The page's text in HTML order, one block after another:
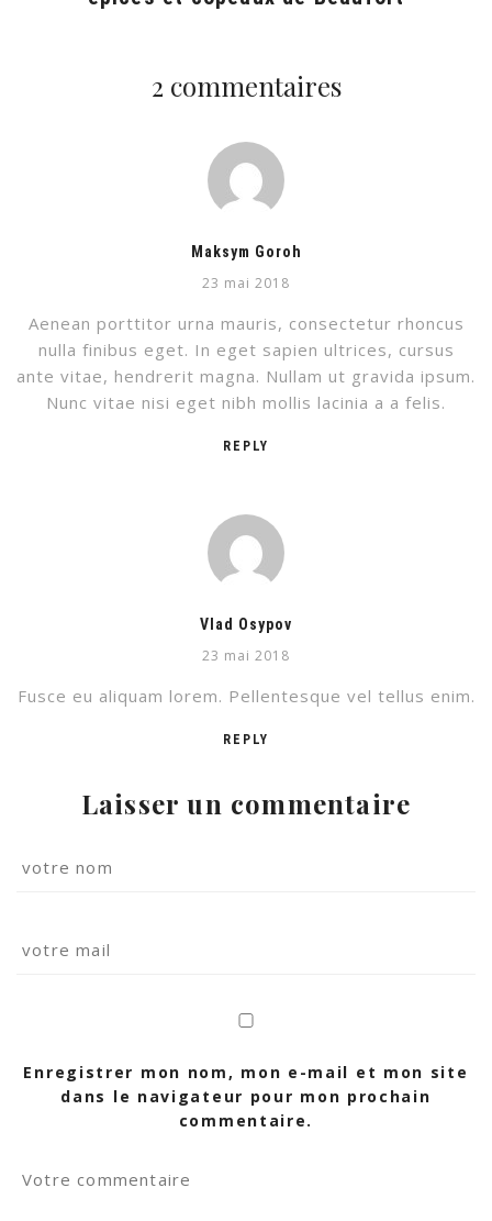
2 commentaires
Maksym Goroh
23 mai 2018
REPLY
Aenean porttitor urna mauris, consectetur rhoncus
nulla finibus eget. In eget sapien ultrices, cursus
ante vitae, hendrerit magna. Nullam ut gravida ipsum.
Nunc vitae nisi eget nibh mollis lacinia a a felis.
Vlad Osypov
23 mai 2018
REPLY
Fusce eu aliquam lorem. Pellentesque vel tellus enim.
Laisser un commentaire
Enregistrer mon nom, mon e-mail et mon site
dans le navigateur pour mon prochain
commentaire.